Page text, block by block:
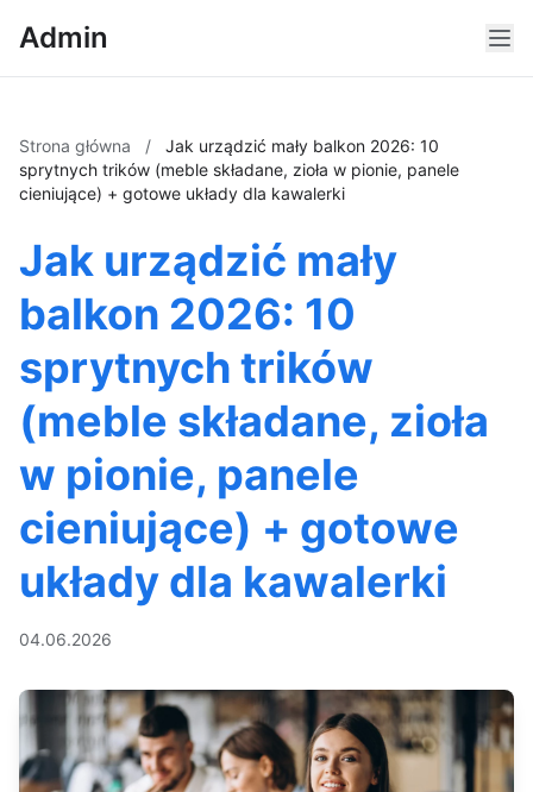
Admin
Strona główna /
Jak urządzić mały balkon 2026: 10
sprytnych trików (meble składane, zioła w pionie, panele
cieniujące) + gotowe układy dla kawalerki
Jak urządzić mały
balkon 2026: 10
sprytnych trików
(meble składane, zioła
w pionie, panele
cieniujące) + gotowe
układy dla kawalerki
04.06.2026